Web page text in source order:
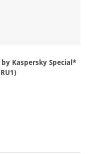
Kaspersky Special*